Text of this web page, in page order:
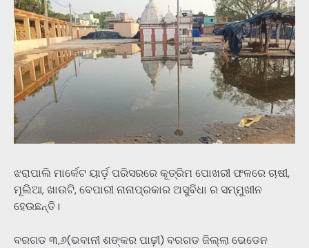
ଝରାପାଲି ମାର୍କେଟ ୟାର୍ଡ଼ ପରିସରରେ କୂତ୍ରିମ ପୋଖରୀ ଫଳରେ ଚାଷୀ,
ମୂଲିଆ, ଖାଉଟି, ବେପାରୀ ନାନାପ୍ରକାର ଅସୁବିଧା ର ସମ୍ମୁଖୀନ
ହେଉଛନ୍ତି।
ବରଗଡ ୩,୬(ଭବାନୀ ଶଙ୍କର ପାଢ଼ୀ) ବରଗଡ ଜିଲ୍ଲା ଭେଡେନ